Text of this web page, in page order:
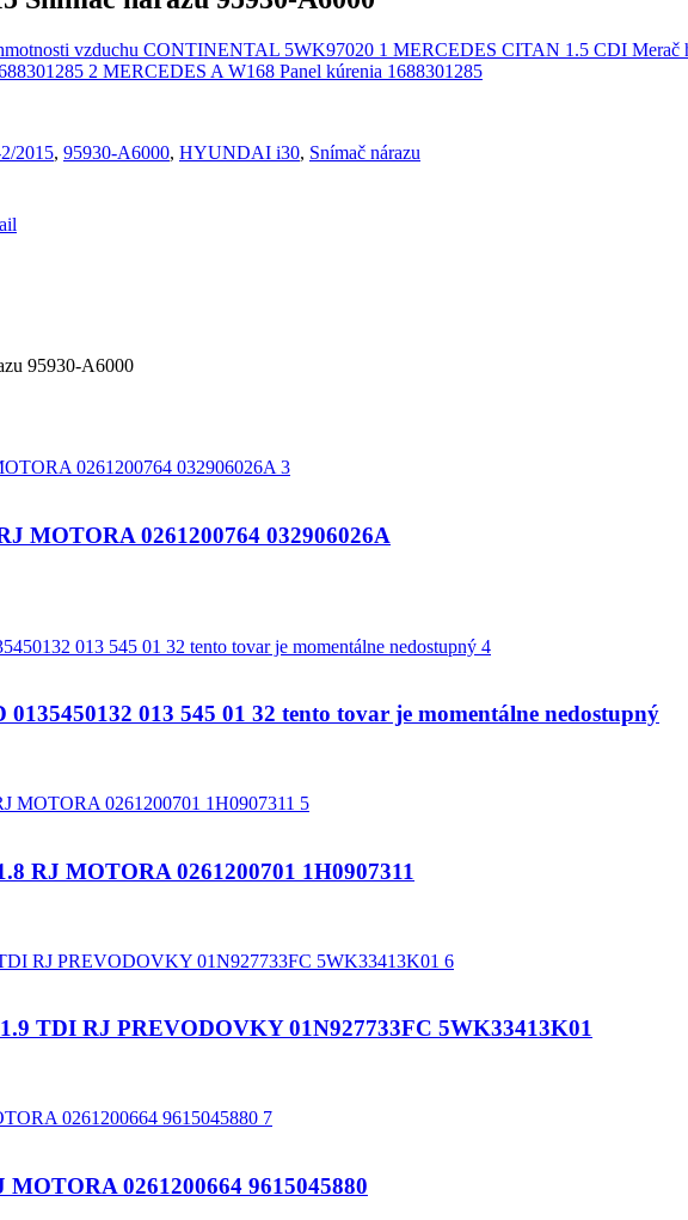
MERCEDES CITAN 1.5 CDI Merač
MERCEDES A W168 Panel kúrenia 1688301285
2015, 95930-A6000, HYUNDAI i30, Snímač nárazu
95930-A6000
MOTORA 0261200764 032906026A
013 545 01 32 tento tovar je momentálne nedostupný
RJ MOTORA 0261200701 1H0907311
TDI RJ PREVODOVKY 01N927733FC 5WK33413K01
0261200664 9615045880